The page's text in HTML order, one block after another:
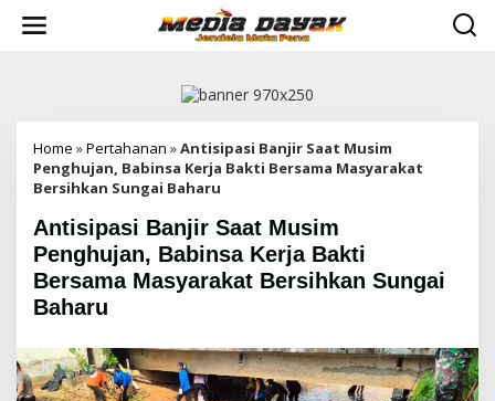
Home »Pertahanan »Antisipasi Banjir Saat Musim
Penghujan, Babinsa Kerja Bakti Bersama Masyarakat
Bersihkan Sungai Baharu
Antisipasi Banjir Saat Musim
Penghujan, Babinsa Kerja Bakti
Bersama Masyarakat Bersihkan Sungai
Baharu